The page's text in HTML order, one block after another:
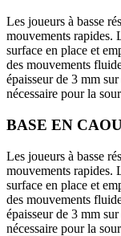
Les joueurs à basse
mouvements rapides.
surface en place et
des mouvements
épaisseur de 3 mm
nécessaire pour la
BASE EN
Les joueurs à basse
mouvements rapides.
surface en place et
des mouvements
épaisseur de 3 mm
nécessaire pour la